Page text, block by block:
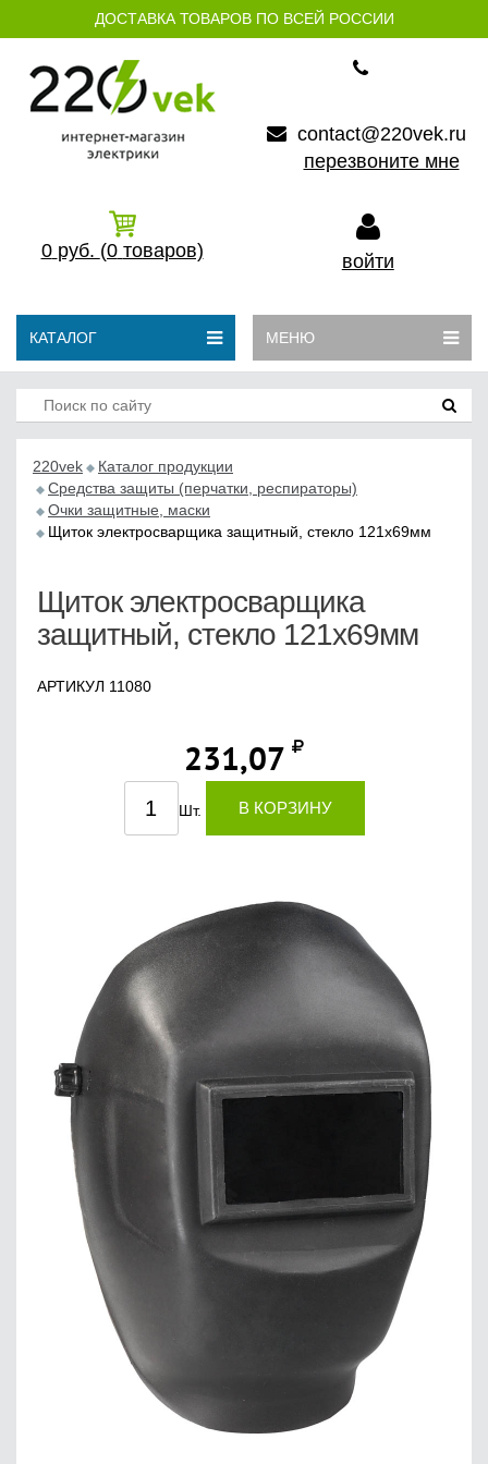
ДОСТАВКА ТОВАРОВ ПО ВСЕЙ РОССИИ
contact@220vek.ru
перезвоните мне
0 руб. (0 товаров) войти
КАТАЛОГ МЕНЮ
220vek
Каталог продукции
Средства защиты (перчатки, респираторы)
Очки защитные, маски
Щиток электросварщика защитный, стекло 121х69мм
Щиток электросварщика
защитный, стекло 121х69мм
АРТИКУЛ 11080
231,07
Шт. В КОРЗИНУ